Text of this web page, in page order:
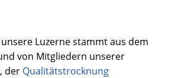
Luzerne stammt aus dem
von Mitgliedern unserer
der Qualitätstrocknung